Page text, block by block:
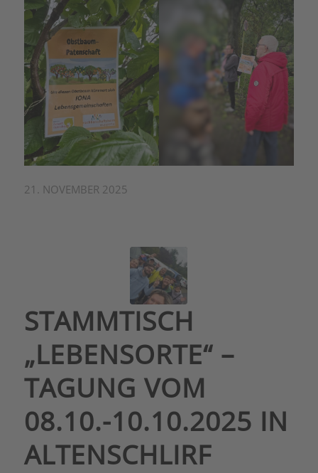
21. NOVEMBER 2025
STAMMTISCH
„LEBENSORTE“ –
TAGUNG VOM
08.10.-10.10.2025 IN
ALTENSCHLIRF